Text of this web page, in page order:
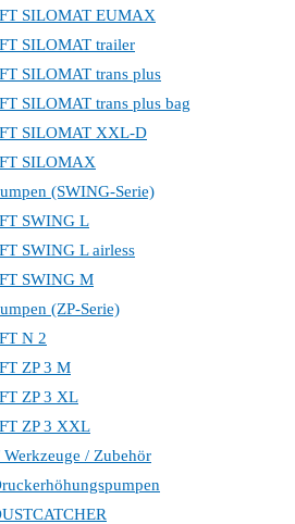
SILOMAT EUMAX
SILOMAT trailer
SILOMAT trans plus
SILOMAT trans plus bag
SILOMAT XXL-D
SILOMAX
(SWING-Serie)
SWING L
SWING L airless
SWING M
(ZP-Serie)
N 2
ZP 3 M
ZP 3 XL
ZP 3 XXL
Werkzeuge / Zubehör